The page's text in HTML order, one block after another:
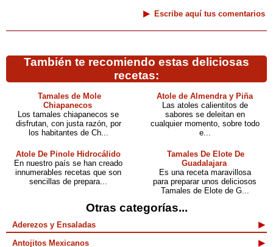
Escribe aquí tus comentarios
También te recomiendo estas deliciosas
recetas:
Tamales de Mole
Chiapanecos
Los tamales chiapanecos se
disfrutan, con justa razón, por
los habitantes de Ch...
Atole de Almendra y Piña
Las atoles calientitos de
sabores se deleitan en
cualquier momento, sobre todo
e...
Atole De Pinole Hidrocálido
En nuestro país se han creado
innumerables recetas que son
sencillas de prepara...
Tamales De Elote De
Guadalajara
Es una receta maravillosa
para preparar unos deliciosos
Tamales de Elote de G...
Otras categorías...
Aderezos y Ensaladas
Antojitos Mexicanos